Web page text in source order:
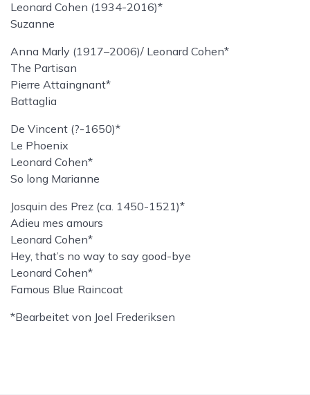
Leonard Cohen (1934-2016)*
Suzanne
Anna Marly (1917–2006)/ Leonard Cohen*
The Partisan
Pierre Attaingnant*
Battaglia
De Vincent (?-1650)*
Le Phoenix
Leonard Cohen*
So long Marianne
Josquin des Prez (ca. 1450-1521)*
Adieu mes amours
Leonard Cohen*
Hey, that’s no way to say good-bye
Leonard Cohen*
Famous Blue Raincoat
*Bearbeitet von Joel Frederiksen